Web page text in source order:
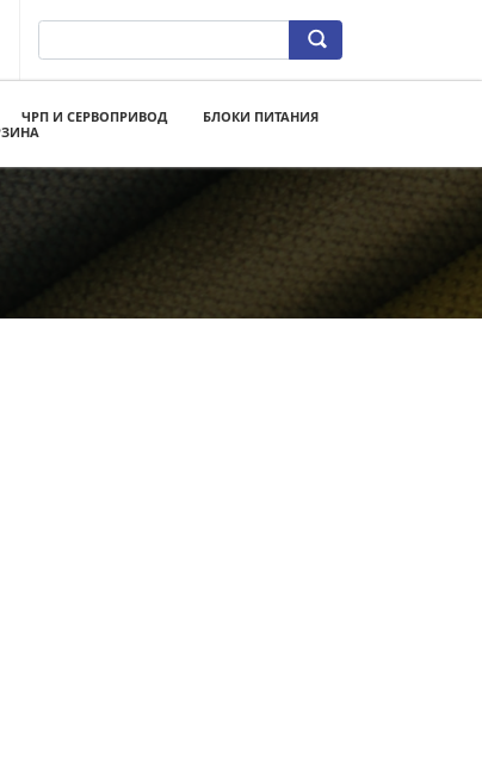
ЧРП И СЕРВОПРИВОД
БЛОКИ ПИТАНИЯ